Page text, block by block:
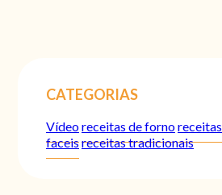
CATEGORIAS
Vídeoreceitas de fornoreceitas
faceisreceitas tradicionais